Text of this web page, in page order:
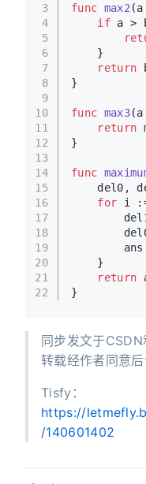
3
4
5
6
7
8
9
10
11
12
13
14
15
16
17
18
19
20
21
22
func max2 (a
if a >
    }
return
}
func max3(a
return
}
func
del0,
for i
    }
return
}
同步发文于CSDN
转载经作者同意后
Tisfy：
https://
/140601402